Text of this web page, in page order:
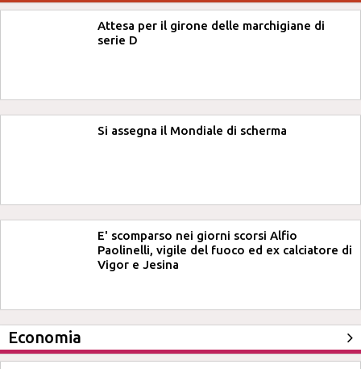
Attesa per il girone delle marchigiane di
serie D
Si assegna il Mondiale di scherma
E' scomparso nei giorni scorsi Alfio
Paolinelli, vigile del fuoco ed ex calciatore di
Vigor e Jesina
Economia